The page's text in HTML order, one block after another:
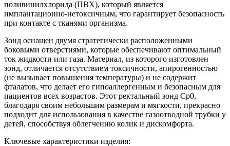
поливинилхлорида (ПВХ), который является
имплантационно-нетоксичным, что гарантирует безопасность
при контакте с тканями организма.
Зонд оснащен двумя стратегически расположенными
боковыми отверстиями, которые обеспечивают оптимальный
ток жидкости или газа. Материал, из которого изготовлен
зонд, отличается отсутствием токсичности, апирогенностью
(не вызывает повышения температуры) и не содержит
фталатов, что делает его гипоаллергенным и безопасным для
пациентов всех возрастов. Этот ректальный зонд Cp0,
благодаря своим небольшим размерам и мягкости, прекрасно
подходит для использования в качестве газоотводной трубки у
детей, способствуя облегчению колик и дискомфорта.
Ключевые характеристики изделия: